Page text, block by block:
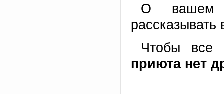
О вашем
рассказывать
Чтобы
приюта нет